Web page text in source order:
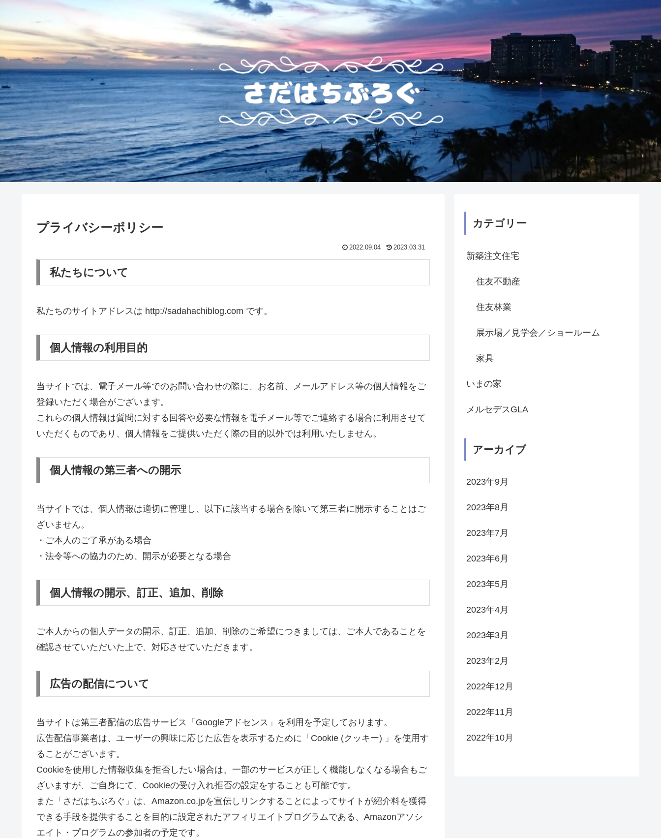
プライバシーポリシー
2022.09.04 2023.03.31
私たちについて
私たちのサイトアドレスは http://sadahachiblog.com です。
個人情報の利用目的
当サイトでは、電子メール等でのお問い合わせの際に、お名前、メールアドレス等の個人情報をご
登録いただく場合がございます。
これらの個人情報は質問に対する回答や必要な情報を電子メール等でご連絡する場合に利用させて
いただくものであり、個人情報をご提供いただく際の目的以外では利用いたしません。
個人情報の第三者への開示
当サイトでは、個人情報は適切に管理し、以下に該当する場合を除いて第三者に開示することはご
ざいません。
・ご本人のご了承がある場合
・法令等への協力のため、開示が必要となる場合
個人情報の開示、訂正、追加、削除
ご本人からの個人データの開示、訂正、追加、削除のご希望につきましては、ご本人であることを
確認させていただいた上で、対応させていただきます。
広告の配信について
当サイトは第三者配信の広告サービス「Googleアドセンス」を利用を予定しております。
広告配信事業者は、ユーザーの興味に応じた広告を表示するために「Cookie (クッキー) 」を使用す
ることがございます。
Cookieを使用した情報収集を拒否したい場合は、一部のサービスが正しく機能しなくなる場合もご
ざいますが、ご自身にて、Cookieの受け入れ拒否の設定をすることも可能です。
また「さだはちぶろぐ」は、Amazon.co.jpを宣伝しリンクすることによってサイトが紹介料を獲得
できる手段を提供することを目的に設定されたアフィリエイトプログラムである、Amazonアソシ
エイト・プログラムの参加者の予定です。
カテゴリー
新築注文住宅
住友不動産
住友林業
展示場／見学会／ショールーム
家具
いまの家
メルセデスGLA
アーカイブ
2023年9月
2023年8月
2023年7月
2023年6月
2023年5月
2023年4月
2023年3月
2023年2月
2022年12月
2022年11月
2022年10月